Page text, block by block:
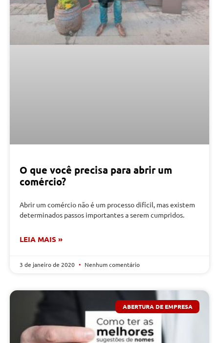
O que você precisa para abrir um
comércio?
Abrir um comércio não é um processo difícil, mas existem
determinados passos importantes a serem cumpridos.
LEIA MAIS »
3 de janeiro de 2020 Nenhum comentário
ABERTURA DE EMPRESA